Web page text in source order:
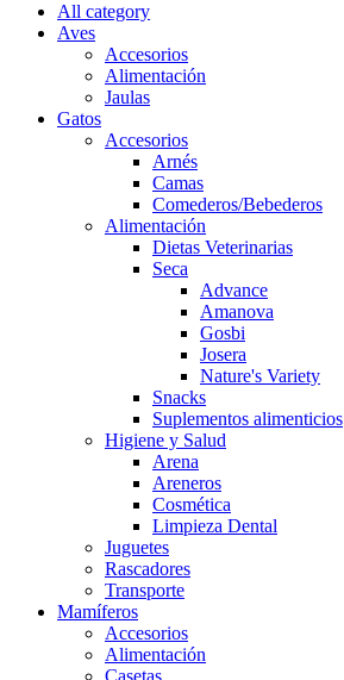
All category
Aves
Accesorios
Alimentación
Jaulas
Gatos
Accesorios
Arnés
Camas
Comederos/Bebederos
Alimentación
Dietas Veterinarias
Seca
Advance
Amanova
Gosbi
Josera
Nature's Variety
Snacks
Suplementos alimenticios
Higiene y Salud
Arena
Areneros
Cosmética
Limpieza Dental
Juguetes
Rascadores
Transporte
Mamíferos
Accesorios
Alimentación